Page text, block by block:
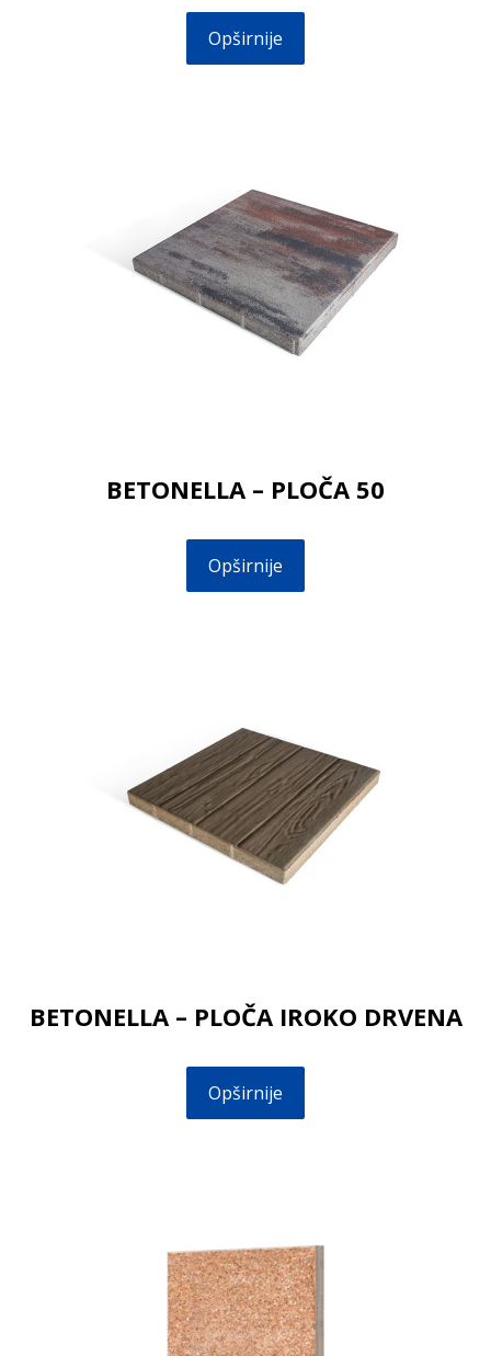
Opširnije
BETONELLA – PLOČA 50
Opširnije
BETONELLA – PLOČA IROKO DRVENA
Opširnije